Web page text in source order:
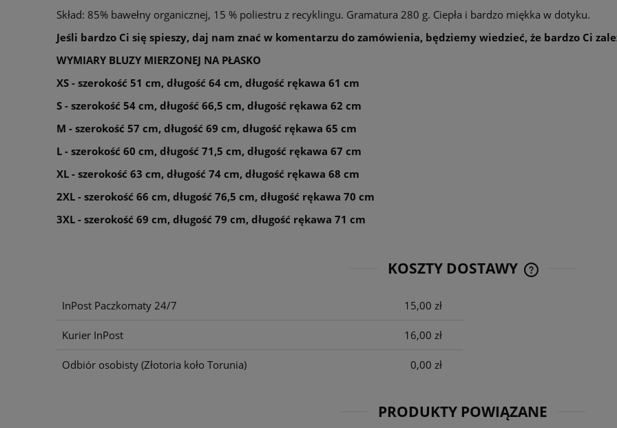
Skład: 85% bawełny organicznej, 15 % poliestru z recyklingu. Gramatura 280 g. Ciepła i bardzo miękka w dotyku.
Jeśli bardzo Ci się spieszy, daj nam znać w komentarzu do zamówienia, będziemy wiedzieć, że bardzo Ci
WYMIARY BLUZY MIERZONEJ NA PŁASKO
XS - szerokość 51 cm, długość 64 cm, długość rękawa 61 cm
S - szerokość 54 cm, długość 66,5 cm, długość rękawa 62 cm
M - szerokość 57 cm, długość 69 cm, długość rękawa 65 cm
L - szerokość 60 cm, długość 71,5 cm, długość rękawa 67 cm
XL - szerokość 63 cm, długość 74 cm, długość rękawa 68 cm
2XL - szerokość 66 cm, długość 76,5 cm, długość rękawa 70 cm
3XL - szerokość 69 cm, długość 79 cm, długość rękawa 71 cm
KOSZTY DOSTAWY
InPost Paczkomaty 24/7 15,00 zł
Kurier InPost 16,00 zł
Odbiór osobisty (Złotoria koło Torunia) 0,00 zł
PRODUKTY POWIĄZANE